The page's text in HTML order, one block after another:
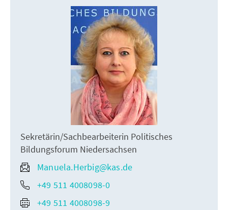
Sekretärin/Sachbearbeiterin Politisches
Bildungsforum Niedersachsen
Manuela.Herbig@kas.de
+49 511 4008098-0
+49 511 4008098-9